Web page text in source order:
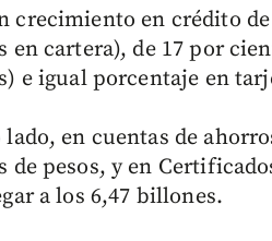
crecimiento en crédito
en cartera), de 17 por
e igual porcentaje en
lado, en cuentas de
de pesos, y en
a los 6,47 billones.